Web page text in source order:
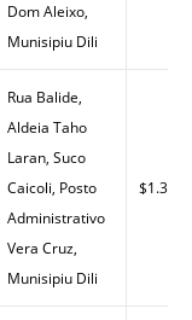
Dom Aleixo,
Munisipiu Dili
Rua Balide,
Aldeia Taho
Laran, Suco
Caicoli, Posto
Administrativo
Vera Cruz,
Munisipiu Dili
$1.30